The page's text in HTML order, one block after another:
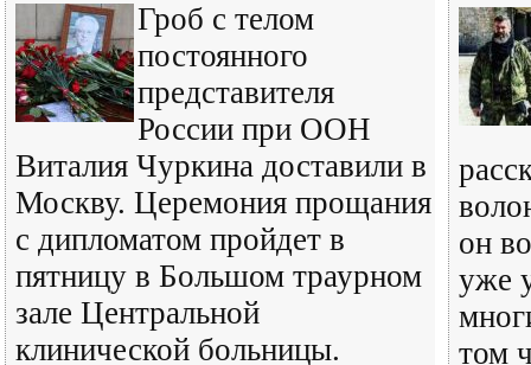
Гроб с телом
постоянного
представителя
России при ООН
Виталия Чуркина доставили в
Москву. Церемония прощания
с дипломатом пройдет в
пятницу в Большом траурном
зале Центральной
клинической больницы.
он
уже
том